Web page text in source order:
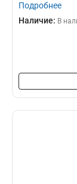
Подробнее
Наличие: В